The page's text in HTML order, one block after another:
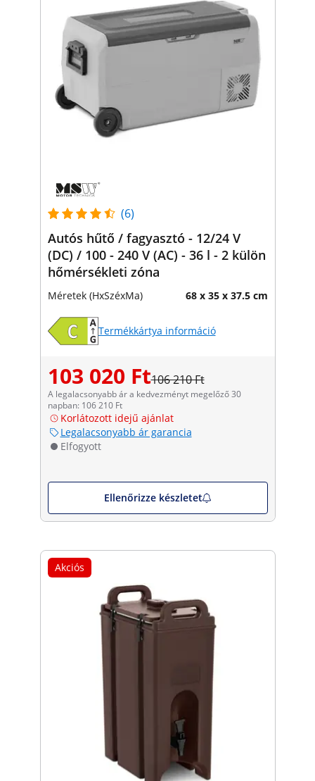
(6)
Autós hűtő / fagyasztó - 12/24 V
(DC) / 100 - 240 V (AC) - 36 l - 2 külön
hőmérsékleti zóna
Méretek (HxSzéxMa) 68 x 35 x 37.5 cm
Termékkártya információ
103 020 Ft106 210 Ft
A legalacsonyabb ár a kedvezményt megelőző 30
napban: 106 210 Ft
Korlátozott idejű ajánlat
Legalacsonyabb ár garancia
Elfogyott
Ellenőrizze készletet
Akciós